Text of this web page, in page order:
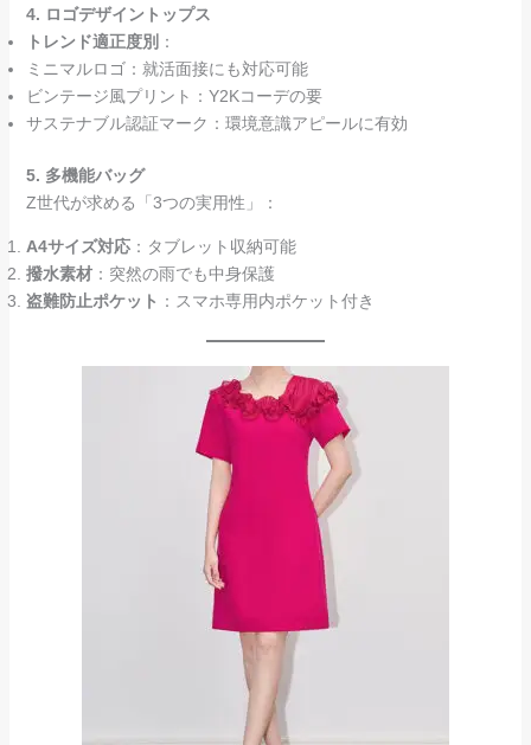
4. ロゴデザイントップス
トレンド適正度別 ：
ミニマルロゴ：就活面接にも対応可能
ビンテージ風プリント：Y2Kコーデの要
サステナブル認証マーク：環境意識アピールに有効
5. 多機能バッグ
Z世代が求める「3つの実用性」：
A4サイズ対応：タブレット収納可能
撥水素材：突然の雨でも中身保護
盗難防止ポケット ：スマホ専用内ポケット付き